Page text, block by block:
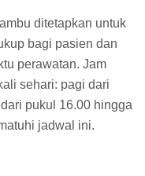
ditetapkan untuk
bagi pasien dan
perawatan. Jam
sehari: pagi dari
pukul 16.00 hingga
jadwal ini.